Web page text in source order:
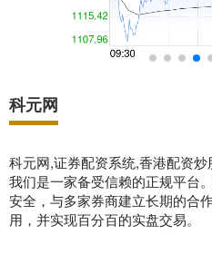
科元网
科元网,证券配资系统,香港配资
我们是一家备受信赖的正规平台
安全，与多家券商建立长期的合
用，并实现百分百的实盘交易。